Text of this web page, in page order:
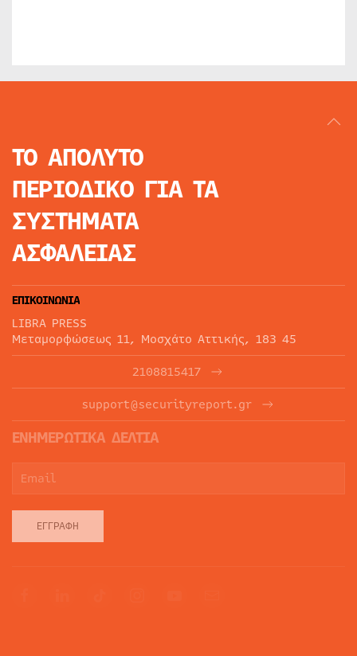
ΤΟ ΑΠΟΛΥΤΟ
ΠΕΡΙΟΔΙΚΟ ΓΙΑ ΤΑ
ΣΥΣΤΗΜΑΤΑ
ΑΣΦΑΛΕΙΑΣ
ΕΠΙΚΟΙΝΩΝΙΑ
LIBRA PRESS
Μεταμορφώσεως 11, Μοσχάτο Αττικής, 183 45
2108815417
support@securityreport.gr
ΕΝΗΜΕΡΩΤΙΚΑ ΔΕΛΤΙΑ
ΕΓΓΡΑΦΉ